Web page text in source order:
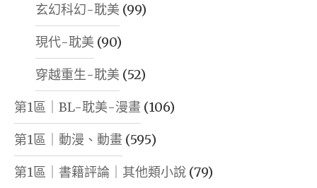
玄幻科幻-耽美 (99)
現代-耽美 (90)
穿越重生-耽美 (52)
第1區｜BL-耽美-漫畫 (106)
第1區｜動漫、動畫 (595)
第1區｜書籍評論｜其他類小說 (79)